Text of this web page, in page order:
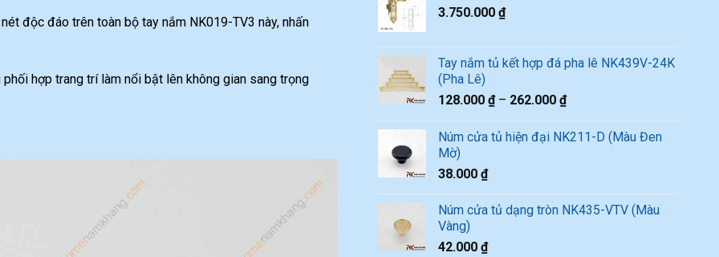
độc đáo trên toàn bộ tay nắm NK019-TV3 này, nhấn
hợp trang trí làm nổi bật lên không gian sang trọng
3.750.000₫
Tay nắm tủ kết hợp đá pha lê NK439V-24K
(Pha Lê)
128.000₫– 262.000₫
Núm cửa tủ hiện đại NK211-D (Màu Đen
Mờ)
38.000₫
Núm cửa tủ dạng tròn NK435-VTV (Màu
Vàng)
42.000₫